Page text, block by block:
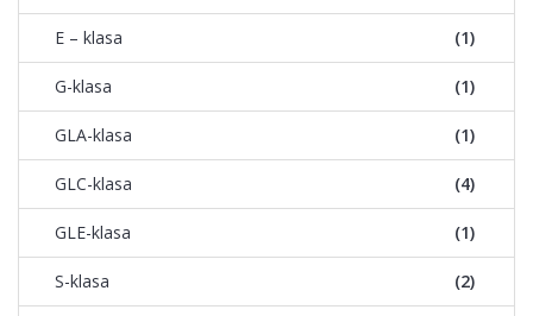
E – klasa (1)
G-klasa (1)
GLA-klasa (1)
GLC-klasa (4)
GLE-klasa (1)
S-klasa (2)